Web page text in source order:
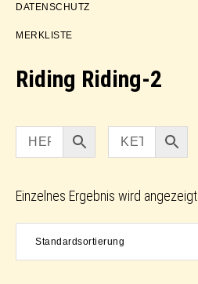
DATENSCHUTZ
MERKLISTE
Riding Riding-2
Einzelnes Ergebnis wird angezeigt